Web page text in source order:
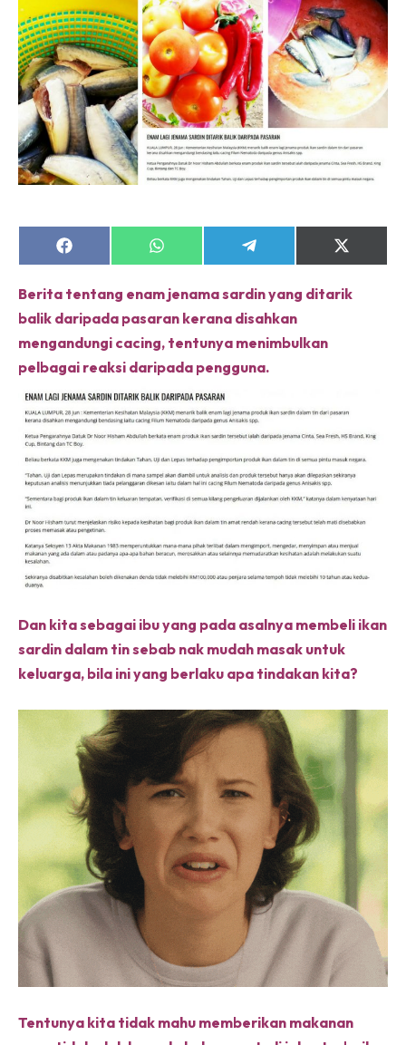
Share
on
Share
on
Share
on
Share
on
(Twitter)
Berita tentang enam jenama sardin yang ditarik
balik daripada pasaran kerana disahkan
mengandungi cacing, tentunya menimbulkan
pelbagai reaksi daripada pengguna.
Dan kita sebagai ibu yang pada asalnya membeli ikan
sardin dalam tin sebab nak mudah masak untuk
keluarga, bila ini yang berlaku apa tindakan kita?
Tentunya kita tidak mahu memberikan makanan